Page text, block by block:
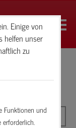
Einige von
helfen unser
zu
Funktionen und